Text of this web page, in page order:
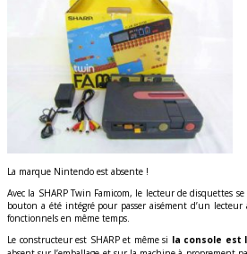
La marque Nintendo est absente !
Avec la SHARP Twin Famicom, le lecteur de disquettes
bouton a été intégré pour passer aisément d’un
fonctionnels en même temps.
Le constructeur est SHARP et même si la console est